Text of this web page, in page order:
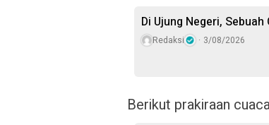
Di Ujung Negeri,
Redaksi 3/08/2026
Berikut prakiraan